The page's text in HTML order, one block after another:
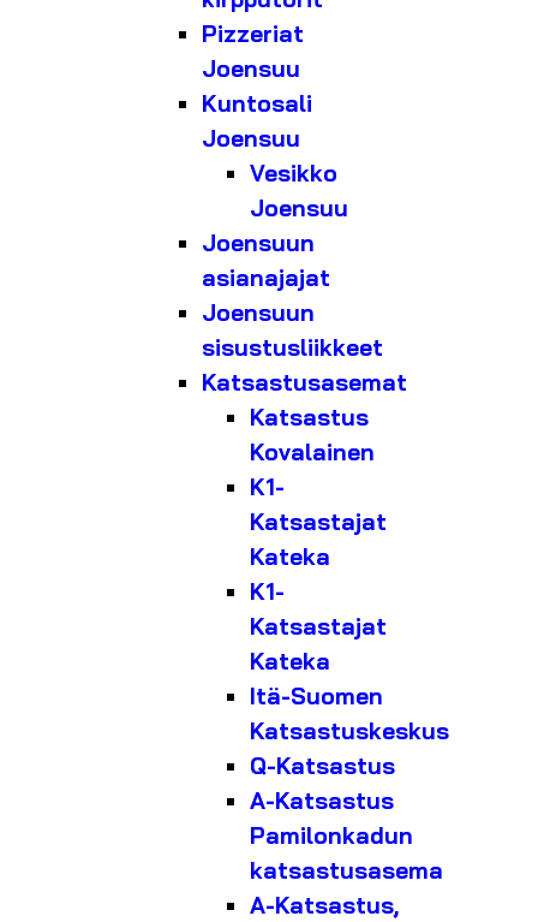
Pizzeriat
Joensuu
Kuntosali
Joensuu
Vesikko
Joensuu
Joensuun
asianajajat
Joensuun
sisustusliikkeet
Katsastusasemat
Katsastus
Kovalainen
K1-
Katsastajat
Kateka
K1-
Katsastajat
Kateka
Itä-Suomen
Katsastuskeskus
Q-Katsastus
A-Katsastus
Pamilonkadun
katsastusasema
A-Katsastus,